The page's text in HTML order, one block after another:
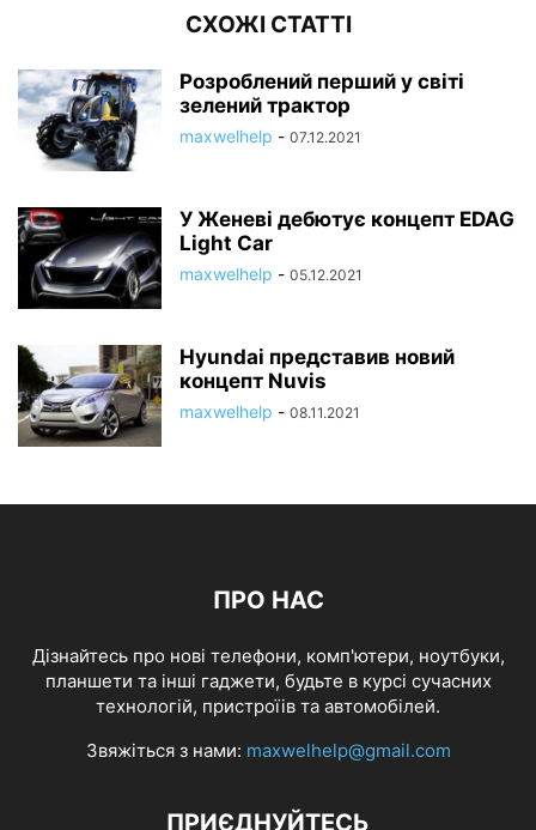
СХОЖІ СТАТТІ
Розроблений перший у світі
зелений трактор
maxwelhelp - 07.12.2021
У Женеві дебютує концепт EDAG
Light Car
maxwelhelp - 05.12.2021
Hyundai представив новий
концепт Nuvis
maxwelhelp - 08.11.2021
ПРО НАС
Дізнайтесь про нові телефони, комп'ютери, ноутбуки,
планшети та інші гаджети, будьте в курсі сучасних
технологій, пристроїів та автомобілей.
Звяжіться з нами: maxwelhelp@gmail.com
ПРИЄДНУЙТЕСЬ